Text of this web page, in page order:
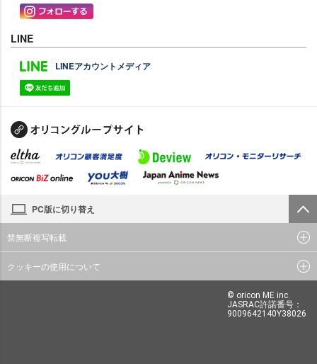
LINE
LINEアカウントメディア
PC版に切り替え
禁無断複写転載
クッキーの使用について
© oricon ME inc.
JASRAC許諾番号：
9009642140Y38026